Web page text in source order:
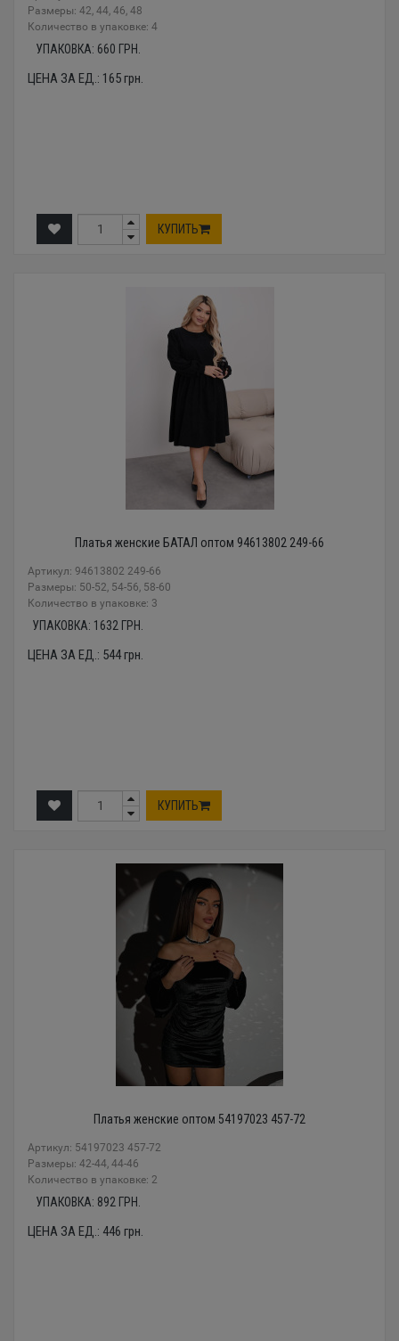
Размеры: 42, 44, 46, 48
Количество в упаковке: 4
УПАКОВКА: 660 ГРН.
ЦЕНА ЗА ЕД.: 165грн.
КУПИТЬ
Платья женские БАТАЛ оптом 94613802 249-66
Артикул: 94613802 249-66
Размеры: 50-52, 54-56, 58-60
Количество в упаковке: 3
УПАКОВКА: 1632 ГРН.
ЦЕНА ЗА ЕД.: 544грн.
КУПИТЬ
Платья женские оптом 54197023 457-72
Артикул: 54197023 457-72
Размеры: 42-44, 44-46
Количество в упаковке: 2
УПАКОВКА: 892 ГРН.
ЦЕНА ЗА ЕД.: 446 грн.